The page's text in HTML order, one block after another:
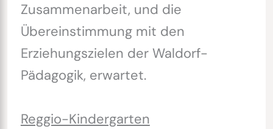
Zusammenarbeit, und die
Übereinstimmung mit den
Erziehungszielen der Waldorf-
Pädagogik, erwartet.
Reggio-Kindergarten